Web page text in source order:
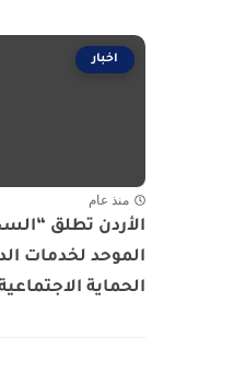
اخبار
منذ عام
الأردن تطلق
الموحد لخدمات
الحماية